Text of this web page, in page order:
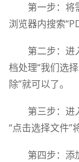
第一步：将需
浏览器内搜索
第二步：进入
档处理“我们选
除”就可以了。
第三步：进入
“点击选择文件”
第四步：添加